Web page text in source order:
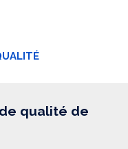
qualité de